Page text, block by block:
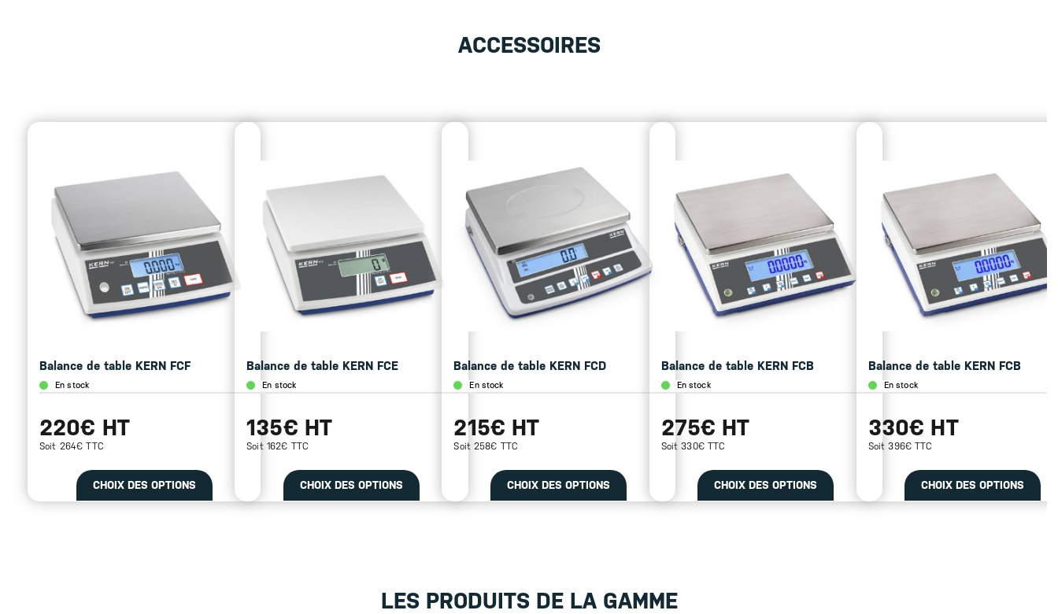
ACCESSOIRES
Balance de table KERN FCF
En stock
220€ HT
Soit 264€ TTC
CHOIX DES OPTIONS
Balance de table KERN FCE
En stock
135€ HT
Soit 162€ TTC
CHOIX DES OPTIONS
Balance de table KERN FCD
En stock
215€ HT
Soit 258€ TTC
CHOIX DES OPTIONS
Balance de table KERN FCB
En stock
275€ HT
Soit 330€ TTC
CHOIX DES OPTIONS
Balance de table KERN FCB
En stock
330€ HT
Soit 396€ TTC
CHOIX DES OPTIONS
LES PRODUITS DE LA GAMME